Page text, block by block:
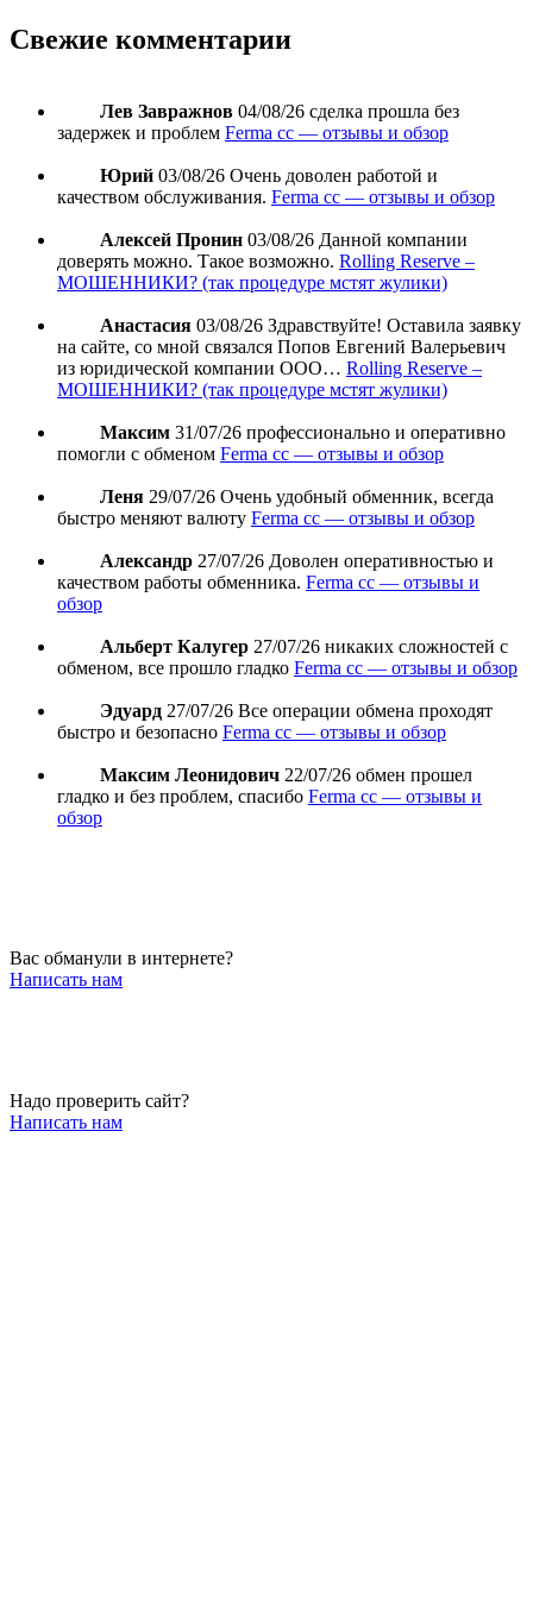
Свежие комментарии
Лев Завражнов 04/08/26 сделка прошла без
задержек и проблем Ferma cc — отзывы и обзор
Юрий 03/08/26 Очень доволен работой и
качеством обслуживания. Ferma cc — отзывы и обзор
Алексей Пронин 03/08/26 Данной компании
доверять можно. Такое возможно. Rolling Reserve –
МОШЕННИКИ? (так процедуре мстят жулики)
Анастасия 03/08/26 Здравствуйте! Оставила заявку
на сайте, со мной связался Попов Евгений Валерьевич
из юридической компании ООО… Rolling Reserve –
МОШЕННИКИ? (так процедуре мстят жулики)
Максим 31/07/26 профессионально и оперативно
помогли с обменом Ferma cc — отзывы и обзор
Леня 29/07/26 Очень удобный обменник, всегда
быстро меняют валюту Ferma cc — отзывы и обзор
Александр 27/07/26 Доволен оперативностью и
качеством работы обменника. Ferma cc — отзывы и
обзор
Альберт Калугер 27/07/26 никаких сложностей с
обменом, все прошло гладко Ferma cc — отзывы и обзор
Эдуард 27/07/26 Все операции обмена проходят
быстро и безопасно Ferma cc — отзывы и обзор
Максим Леонидович 22/07/26 обмен прошел
гладко и без проблем, спасибо Ferma cc — отзывы и
обзор
Вас обманули в интернете?
Написать нам
Надо проверить сайт?
Написать нам